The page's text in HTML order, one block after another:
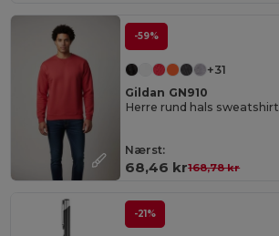
-59%
+31
Gildan GN910
Herre rund hals sweatshirt
Nærst:
68,46 kr168,78 kr
-21%